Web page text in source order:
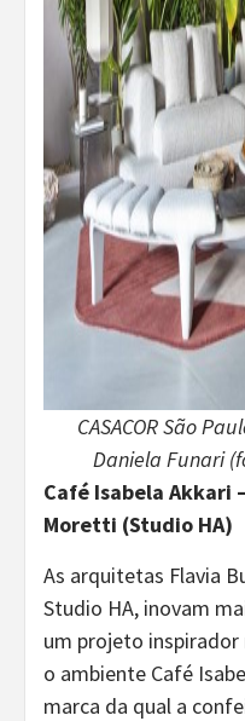
CASACOR São
Daniela Funari
Café Isabela Akkari
Moretti (Studio HA)
As arquitetas Flavia
Studio HA, inovam
um projeto inspirador
o ambiente Café
marca da qual a